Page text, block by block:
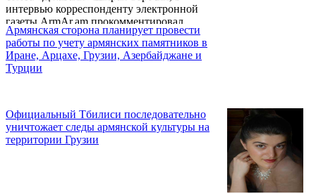
геополитической игре. Сразу же после
окончания боевых действий началась так
называемая информационная ...
интервью корреспонденту электронной
газеты ArmAr.am прокомментировал
распространенное сообщение союза
«Еркир». Он отметил, что речь идет о
событиях 17-21-го июля 2008-го года, когда
по отношению к ряду армянских
полицейские.
Армянская сторона планирует провести
работы по учету армянских памятников в
Иране, Арцахе, Грузии, Азербайджане и
Турции
Официальный Тбилиси последовательно
уничтожает следы армянской культуры на
территории Грузии